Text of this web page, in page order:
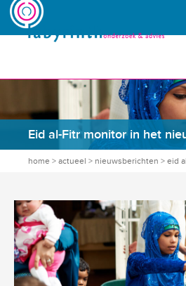
Eid al-Fitr monitor in het
home > actueel > nieuwsberichten > eid